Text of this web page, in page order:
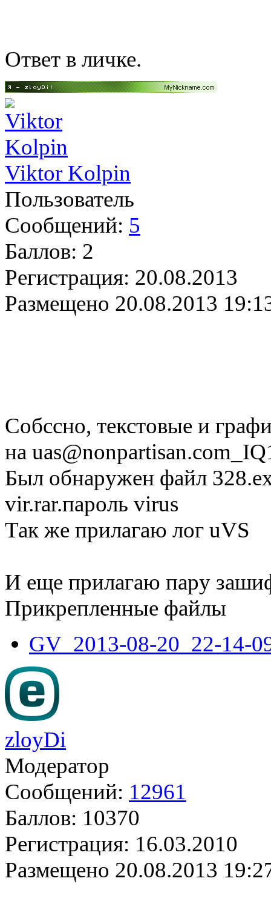
Ответ в личке.
Viktor Kolpin
Пользователь
Сообщений: 5
Баллов: 2
Регистрация: 20.08.2013
Размещено 20.08.2013
Собссно, текстовые и
на uas@nonpartisan.com
Был обнаружен файл
vir.rar.пароль virus
Так же прилагаю лог uVS
И еще прилагаю пару
Прикрепленные файлы
GV_2013-08-20_22-14-
zloyDi
Модератор
Сообщений: 12961
Баллов: 10370
Регистрация: 16.03.2010
Размещено 20.08.2013